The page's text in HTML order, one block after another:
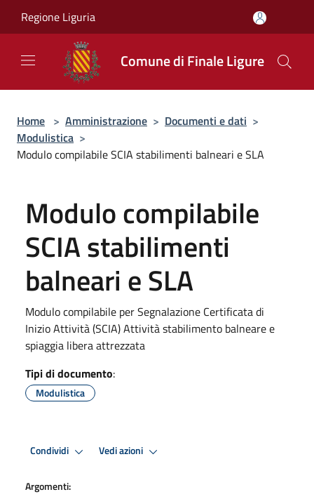
Regione Liguria
Comune di Finale Ligure
Home > Amministrazione > Documenti e dati >
Modulistica >
Modulo compilabile SCIA stabilimenti balneari e SLA
Modulo compilabile
SCIA stabilimenti
balneari e SLA
Modulo compilabile per Segnalazione Certificata di
Inizio Attività (SCIA) Attività stabilimento balneare e
spiaggia libera attrezzata
Tipi di documento:
Modulistica
Condividi Vedi azioni
Argomenti: